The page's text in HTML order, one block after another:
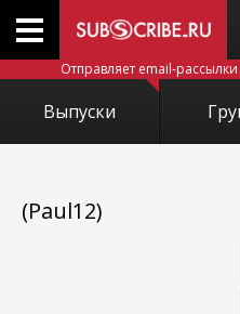
Отправляет email-
Выпуски
(Paul12)